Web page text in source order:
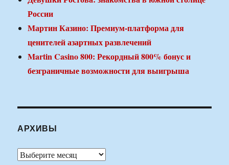
России
Мартин Казино: Премиум-платформа для
ценителей азартных развлечений
Martin Casino 800: Рекордный 800% бонус и
безграничные возможности для выигрыша
АРХИВЫ
Архивы